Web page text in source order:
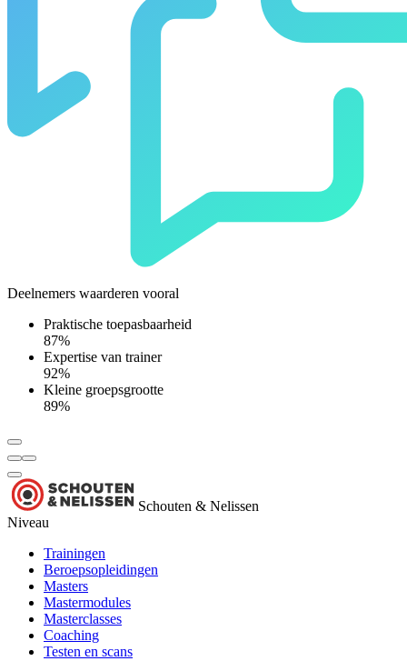
Deelnemers waarderen vooral
Praktische toepasbaarheid
87%
Expertise van trainer
92%
Kleine groepsgrootte
89%
Schouten & Nelissen
Niveau
Trainingen
Beroepsopleidingen
Masters
Mastermodules
Masterclasses
Coaching
Testen en scans